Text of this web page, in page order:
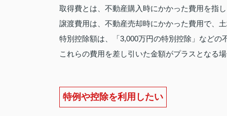
取得費とは、不動産購入時にかかった費用を指
譲渡費用は、不動産売却時にかかった費用で、
特別控除額は、「3,000万円の特別控除」など
これらの費用を差し引いた金額がプラスとなる
特例や控除を利用したい